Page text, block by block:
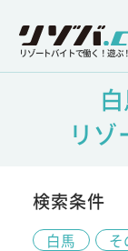
リゾートバイトで働く！遊ぶ
リ
検索条件
白馬 そ